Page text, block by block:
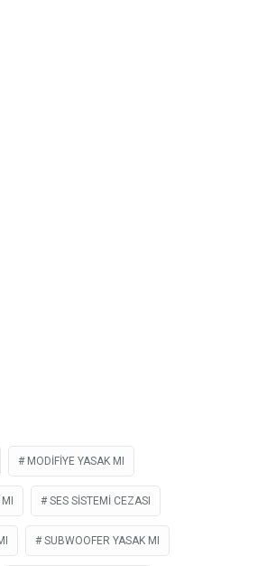
MODIFIYE YASAK MI
SES SISTEMI CEZASI
SUBWOOFER YASAK MI